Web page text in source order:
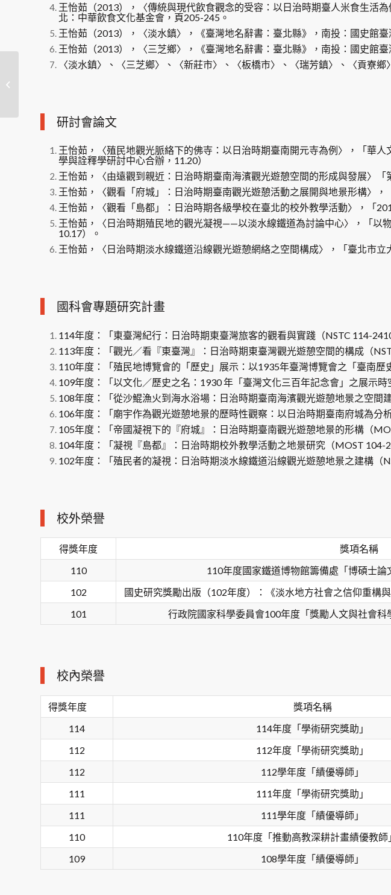
王怡茹（2013），〈傳統與現代飲食觀念的受容：以日治時期臺人米食生活
北：中華飲食文化基金會，頁205-245。
王怡茹（2013），〈淡水鎮〉，《臺灣地名辭書：臺北縣》，南投：國史館
王怡茹（2013），〈三芝鄉〉，《臺灣地名辭書：臺北縣》，南投：國史館
〈淡水鎮〉、〈三芝鄉〉、〈新莊市〉、〈板橋市〉、〈瑞芳鎮〉、〈貢寮
研討會論文
王怡茹，〈殖民地觀光脈絡下的佛寺：以日治時期臺南開元寺為例〉，「華
學與詮釋學研討中心合辦，11.20）
王怡茹，〈由遠觀到親近：日治時期臺南海濱觀光遊憩空間的形成與發展〉
王怡茹，〈觀看「府城」：日治時期臺南觀光遊憩活動之展開與地景形構〉
王怡茹，〈觀看「島都」：日治時期各級學校在臺北的校外教學活動〉，「
王怡茹，〈日治時期殖民地的觀光凝視——以淡水線鐵道為討論中心〉，「以
10.17）。
王怡茹，〈日治時期淡水線鐵道沿線觀光遊憩網絡之空間構成〉，「臺北市
國科會專題研究計畫
114年度：「東臺灣紀行：日治時期東臺灣旅客的觀看與實踐（NSTC 114-
113年度：「觀光／看『東臺灣』：日治時期東臺灣觀光遊憩空間的構成（
110年度：「殖民地博覽會的「歷史」展示：以1935年臺灣博覽會之「臺南
109年度：「以文化／歷史之名：1930 年「臺灣文化三百年記念會」之展示
108年度：「從沙鯤漁火到海水浴場：日治時期臺南海濱觀光遊憩地景之空間
106年度：「廟宇作為觀光遊憩地景的歷時性觀察：以日治時期臺南府城為分
105年度：「帝國凝視下的『府城』：日治時期臺南觀光遊憩地景的形構（
104年度：「凝視『島都』：日治時期校外教學活動之地景研究（MOST 104-
102年度：「殖民者的凝視：日治時期淡水線鐵道沿線觀光遊憩地景之建構（
校外榮譽
得獎年度 獎項名稱
110
110年度國家鐵道博物館籌備處「博碩士
102
國史研究獎勵出版（102年度）：《淡水地方社會之信仰重構
101
行政院國家科學委員會100年度「獎勵人文與社會
校內榮譽
得獎年度 獎項名稱
114
114年度「學術研究獎助」
112
112年度「學術研究獎助」
112
112學年度「績優導師」
111
111年度「學術研究獎助」
111
111學年度「績優導師」
110
110年度「推動高教深耕計畫績優教師
109
108學年度「績優導師」